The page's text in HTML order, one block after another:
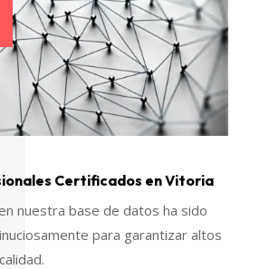
Certificados en Vitoria
nuestra base de datos ha sido
para garantizar altos